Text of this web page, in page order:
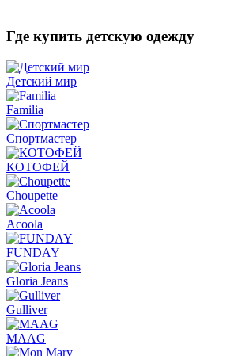
Где купить детскую одежду
Детский мир
Familia
Спортмастер
КОТОФЕЙ
Choupette
Acoola
FUNDAY
Gloria Jeans
Gulliver
MAAG